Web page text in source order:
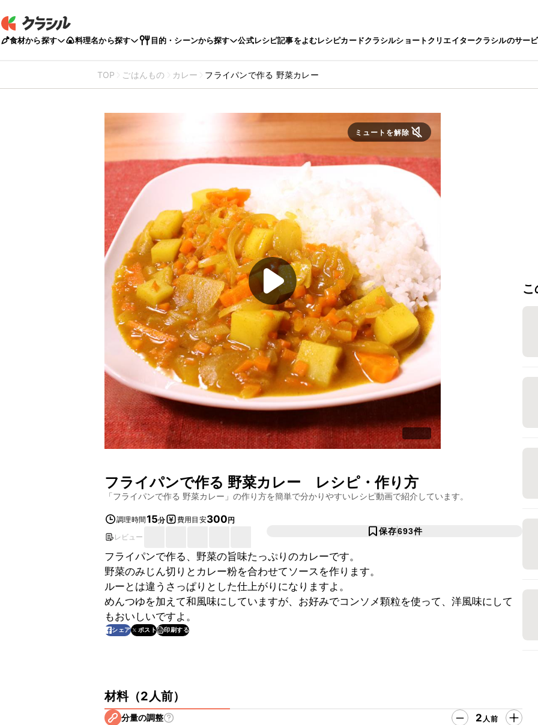
食材から探す 料理名から探す 目的・シーンから探す 公式レシピ記事をよむレシピカードクラシルショートクリエイタークラシルのサー
TOP ごはんもの カレー フライパンで作る 野菜カレー
ミュートを解除
フライパンで作る 野菜カレー レシピ・作り方
「フライパンで作る 野菜カレー 」の作り方を簡単で分かりやすいレシピ動画で紹介しています。
調理時間15分 費用目安300円
レビュー
保存693件
フライパンで作る、野菜の旨味たっぷりのカレーです。
野菜のみじん切りとカレー粉を合わせてソースを作ります。
ルーとは違うさっぱりとした仕上がりになりますよ。
めんつゆを加えて和風味にしていますが、お好みでコンソメ顆粒を使って、洋風味にして
もおいしいですよ。
シェア ポスト 印刷する
材料（2人前）
分量の調整 2 人前